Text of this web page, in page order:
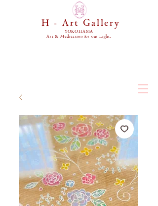
H - Art Gallery
YOKOHAMA
Art & Meditation for our Light.